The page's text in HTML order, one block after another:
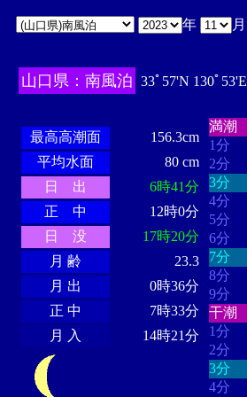
年 月
山口県：南風泊 33ﾟ57'N 130ﾟ53'E
最高高潮面
156.3cm
平均水面
80 cm
日 出
6時41分
正 中
12時0分
日 没
17時20分
月 齢
23.3
月 出
0時36分
正 中
7時33分
月 入
14時21分
満潮
1分
2分
3分
4分
5分
6分
7分
8分
9分
干潮
1分
2分
3分
4分